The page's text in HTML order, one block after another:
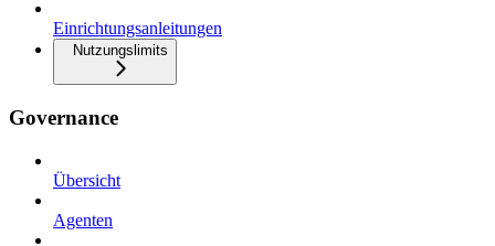
Einrichtungsanleitungen
Nutzungslimits
Governance
Übersicht
Agenten